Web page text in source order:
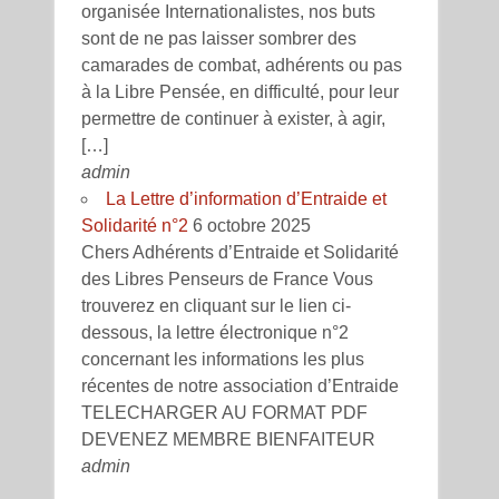
organisée Internationalistes, nos buts
sont de ne pas laisser sombrer des
camarades de combat, adhérents ou pas
à la Libre Pensée, en difficulté, pour leur
permettre de continuer à exister, à agir,
[…]
admin
La Lettre d’information d’Entraide et
Solidarité n°2 6 octobre 2025
Chers Adhérents d’Entraide et Solidarité
des Libres Penseurs de France Vous
trouverez en cliquant sur le lien ci-
dessous, la lettre électronique n°2
concernant les informations les plus
récentes de notre association d’Entraide
TELECHARGER AU FORMAT PDF
DEVENEZ MEMBRE BIENFAITEUR
admin